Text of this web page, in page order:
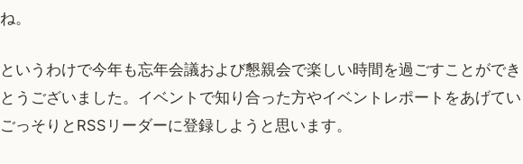
ね。
というわけで今年も忘年会議および懇親会で楽しい時間を過ごすことがで
とうございました。イベントで知り合った方やイベントレポートをあげて
ごっそりとRSSリーダーに登録しようと思います。